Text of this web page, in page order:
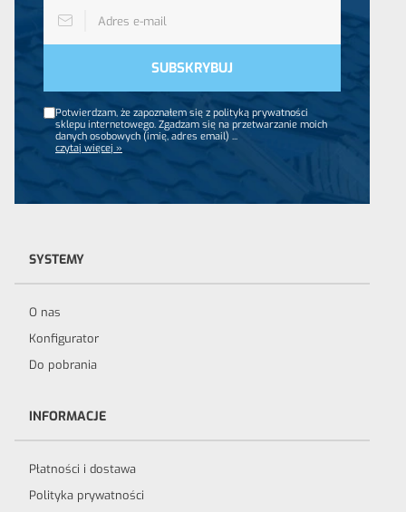
SYSTEMY
O nas
Konfigurator
Do pobrania
INFORMACJE
Płatności i dostawa
Polityka prywatności
Potwierdzam, że zapoznałem się z polityką prywatności
sklepu internetowego. Zgadzam się na przetwarzanie moich
danych osobowych (imię, adres email) ...
czytaj więcej »